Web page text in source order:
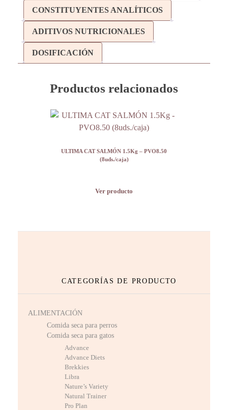
CONSTITUYENTES ANALÍTICOS
ADITIVOS NUTRICIONALES
DOSIFICACIÓN
Productos relacionados
ULTIMA CAT SALMÓN 1.5Kg – PVO8.50
(8uds./caja)
Ver producto
CATEGORÍAS DE PRODUCTO
ALIMENTACIÓN
Comida seca para perros
Comida seca para gatos
Advance
Advance Diets
Brekkies
Libra
Nature’s Variety
Natural Trainer
Pro Plan